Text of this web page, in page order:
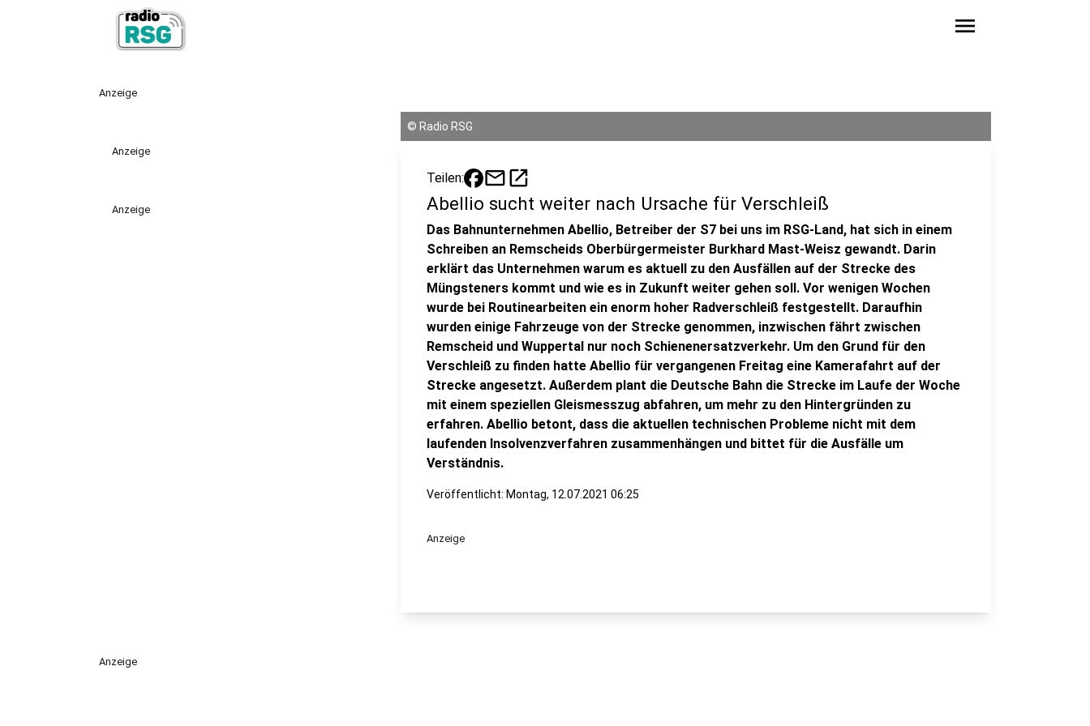
menu
Anzeige
Anzeige
Anzeige
© Radio RSG
Teilen: mailopen_in_new
Abellio sucht weiter nach Ursache für Verschleiß
Das Bahnunternehmen Abellio, Betreiber der S7 bei uns im RSG-Land, hat sich in einem
Schreiben an Remscheids Oberbürgermeister Burkhard Mast-Weisz gewandt. Darin
erklärt das Unternehmen warum es aktuell zu den Ausfällen auf der Strecke des
Müngsteners kommt und wie es in Zukunft weiter gehen soll. Vor wenigen Wochen
wurde bei Routinearbeiten ein enorm hoher Radverschleiß festgestellt. Daraufhin
wurden einige Fahrzeuge von der Strecke genommen, inzwischen fährt zwischen
Remscheid und Wuppertal nur noch Schienenersatzverkehr. Um den Grund für den
Verschleiß zu finden hatte Abellio für vergangenen Freitag eine Kamerafahrt auf der
Strecke angesetzt. Außerdem plant die Deutsche Bahn die Strecke im Laufe der Woche
mit einem speziellen Gleismesszug abfahren, um mehr zu den Hintergründen zu
erfahren. Abellio betont, dass die aktuellen technischen Probleme nicht mit dem
laufenden Insolvenzverfahren zusammenhängen und bittet für die Ausfälle um
Verständnis.
Veröffentlicht: Montag, 12.07.2021 06:25
Anzeige
Anzeige